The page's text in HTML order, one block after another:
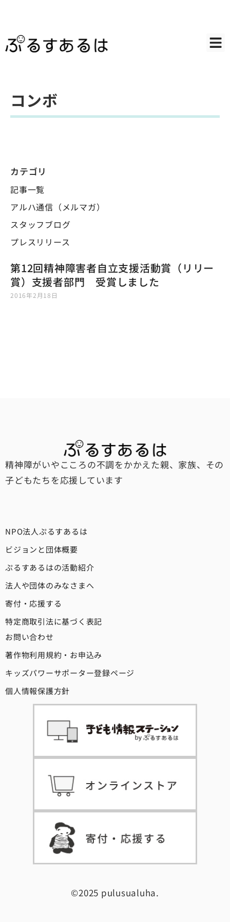
コンボ
カテゴリ
記事一覧
アルハ通信（メルマガ）
スタッフブログ
プレスリリース
第12回精神障害者自立支援活動賞（リリー
賞）支援者部門 受賞しました
2016年2月18日
精神障がいやこころの不調をかかえた親、家族、その
子どもたちを応援しています
NPO法人ぷるすあるは
ビジョンと団体概要
ぷるすあるはの活動紹介
法人や団体のみなさまへ
寄付・応援する
特定商取引法に基づく表記
お問い合わせ
著作物利用規約・お申込み
キッズパワーサポーター登録ページ
個人情報保護方針
©2025 pulusualuha.